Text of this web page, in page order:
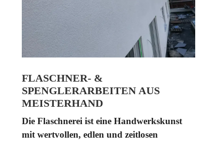
FLASCHNER- &
SPENGLERARBEITEN AUS
MEISTERHAND
Die Flaschnerei ist eine Handwerkskunst
mit wertvollen, edlen und zeitlosen